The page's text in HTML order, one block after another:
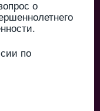
о
по